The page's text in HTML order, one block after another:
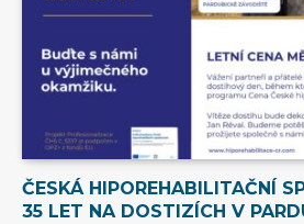
ČESKÁ HIPOREHABILITAČNÍ
35 LET NA DOSTIZÍCH V